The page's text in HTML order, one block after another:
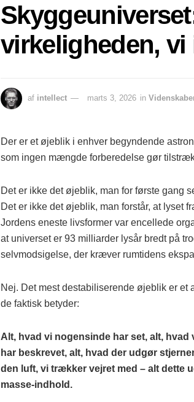
virkeligheden, vi
af intellect marts 3, 2026 in
Der er et øjeblik i enhver begyndende
som ingen mængde forberedelse gør
Det er ikke det øjeblik, man for første gang
Det er ikke det øjeblik, man forstår, at lyset
Jordens eneste livsformer var encellede
at universet er 93 milliarder lysår bredt på
selvmodsigelse, der kræver rumtidens
Nej. Det mest destabiliserende øjeblik er et
de faktisk betyder:
Alt, hvad vi nogensinde har set, alt,
har beskrevet, alt, hvad der udgør
den luft, vi trækker vejret med – alt dette
masse-indhold.